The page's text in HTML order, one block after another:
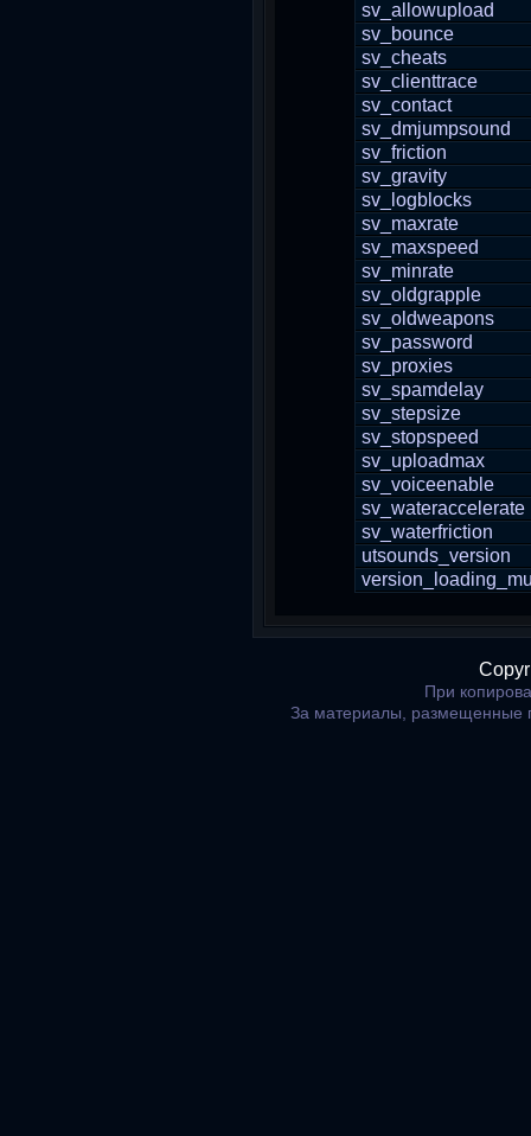
sv_allowupload
sv_bounce
sv_cheats
sv_clienttrace
sv_contact
sv_dmjumpsound
sv_friction
sv_gravity
sv_logblocks
sv_maxrate
sv_maxspeed
sv_minrate
sv_oldgrapple
sv_oldweapons
sv_password
sv_proxies
sv_spamdelay
sv_stepsize
sv_stopspeed
sv_uploadmax
sv_voiceenable
sv_wateraccelerate
sv_waterfriction
utsounds_version
При
За материалы, размещенные